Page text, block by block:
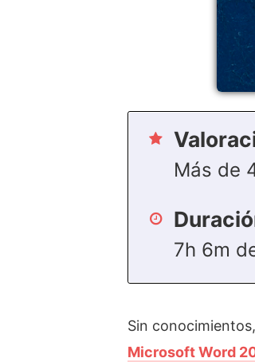
Más de
7h 6m
Sin
Microsoft Word